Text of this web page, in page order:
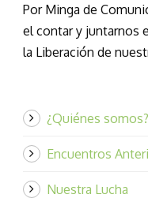
Por Minga de
el contar y juntarnos
la Liberación de
¿Quiénes somos?
Encuentros
Nuestra Lucha